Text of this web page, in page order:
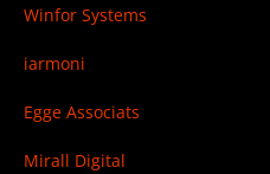
Winfor Systems
iarmoni
Egge Associats
Mirall Digital